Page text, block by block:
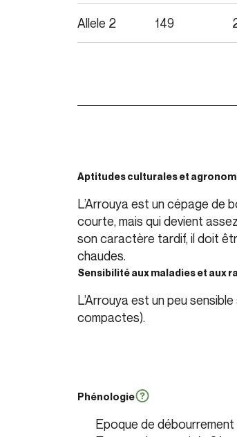
Allele 2 149
Aptitudes culturales et
L’Arrouya est un cépage de
courte, mais qui devient
son caractère tardif, il doit
chaudes.
Sensibilité aux maladies et aux
L’Arrouya est un peu
compactes).
Phénologie
Epoque de débourrement